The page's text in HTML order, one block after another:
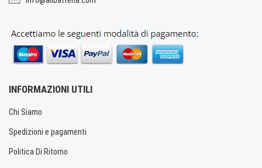
INFORMAZIONI UTILI
Chi Siamo
Spedizioni e pagamenti
Politica Di Ritorno